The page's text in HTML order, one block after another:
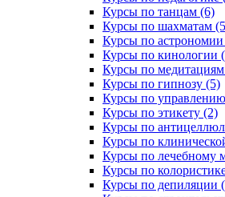
Курсы по танцам (6)
Курсы по шахматам
Курсы по
Курсы по кинологии
Курсы по
Курсы по гипнозу (5)
Курсы по
Курсы по этикету (2)
Курсы по
Курсы по
Курсы по лечебному
Курсы по
Курсы по депиляции